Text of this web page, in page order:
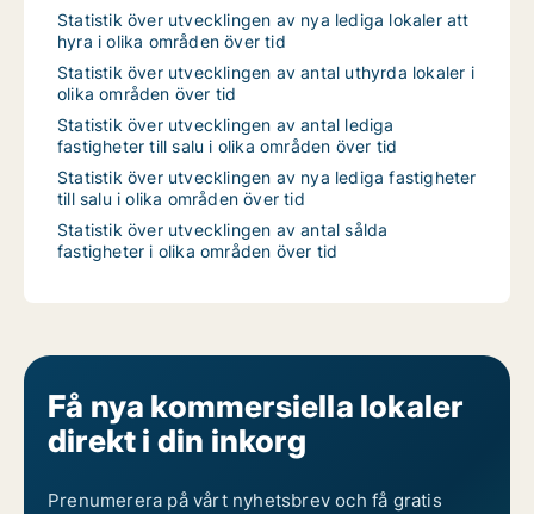
Statistik över utvecklingen av nya lediga lokaler att
hyra i olika områden över tid
Statistik över utvecklingen av antal uthyrda lokaler i
olika områden över tid
Statistik över utvecklingen av antal lediga
fastigheter till salu i olika områden över tid
Statistik över utvecklingen av nya lediga fastigheter
till salu i olika områden över tid
Statistik över utvecklingen av antal sålda
fastigheter i olika områden över tid
Få nya kommersiella lokaler
direkt i din inkorg
Prenumerera på vårt nyhetsbrev och få gratis